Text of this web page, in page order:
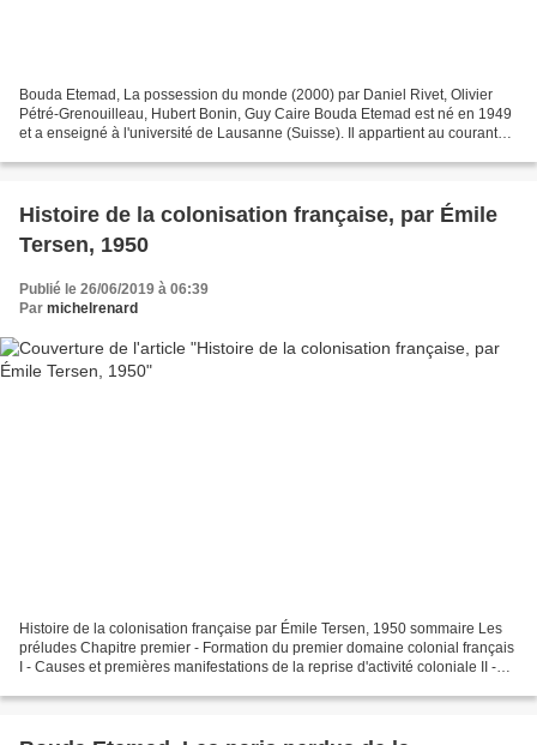
Bouda Etemad, La possession du monde (2000) par Daniel Rivet, Olivier
Pétré-Grenouilleau, Hubert Bonin, Guy Caire Bouda Etemad est né en 1949
et a enseigné à l'université de Lausanne (Suisse). Il appartient au courant
Histoire de la colonisation française, par Émile
Tersen, 1950
Publié le 26/06/2019 à 06:39
Par michelrenard
Histoire de la colonisation française par Émile Tersen, 1950 sommaire Les
préludes Chapitre premier - Formation du premier domaine colonial français
I - Causes et premières manifestations de la reprise d'activité coloniale II -